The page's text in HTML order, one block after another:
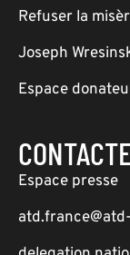
Refuser la
Joseph
Espace
Espace presse